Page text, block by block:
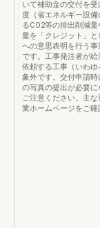
いて補助金の交付を
度（省エネルギー設
るCO2等の排出削減
量を「クレジット」
への意思表明を行う
です。工事発注者が
依頼する工事（いわ
象外です。交付申請
の写真の提出が必要
ご注意ください。主
業ホームページをご確